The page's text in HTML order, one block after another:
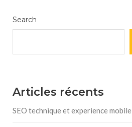
Search
Articles récents
SEO technique et experience mobile